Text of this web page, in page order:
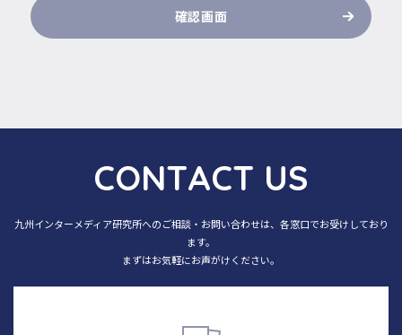
確認画面
CONTACT US
九州インターメディア研究所へのご相談・お問い合わせは、各窓口でお受けしており
ます。
まずはお気軽にお声がけください。